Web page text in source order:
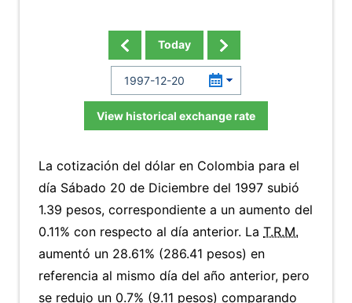
Today
View historical exchange rate
La cotización del dólar en Colombia para el
día Sábado 20 de Diciembre del 1997 subió
1.39 pesos, correspondiente a un aumento del
0.11% con respecto al día anterior. La T.R.M.
aumentó un 28.61% (286.41 pesos) en
referencia al mismo día del año anterior, pero
se redujo un 0.7% (9.11 pesos) comparando